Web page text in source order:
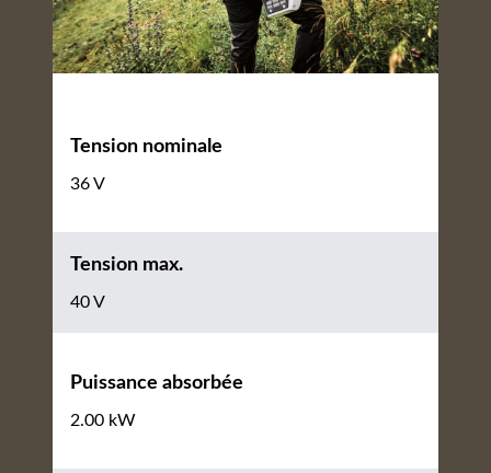
Tension nominale
36 V
Tension max.
40 V
Puissance absorbée
2.00 kW